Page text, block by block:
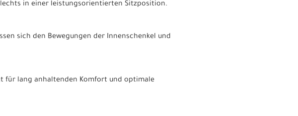
in einer leistungsorientierten Sitzposition.
sich den Bewegungen der Innenschenkel und
für lang anhaltenden Komfort und optimale